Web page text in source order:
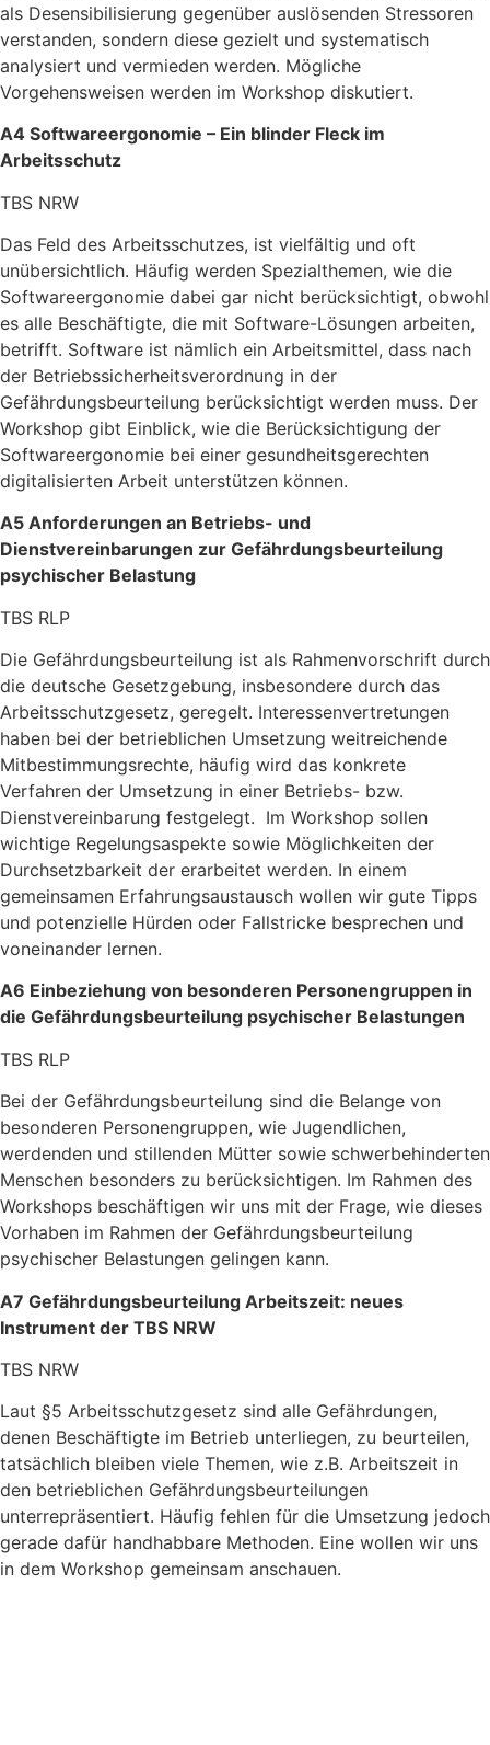
als Desensibilisierung gegenüber auslösenden Stressoren
verstanden, sondern diese gezielt und systematisch
analysiert und vermieden werden. Mögliche
Vorgehensweisen werden im Workshop diskutiert.
A4 Softwareergonomie – Ein blinder Fleck im
Arbeitsschutz
TBS NRW
Das Feld des Arbeitsschutzes, ist vielfältig und oft
unübersichtlich. Häufig werden Spezialthemen, wie die
Softwareergonomie dabei gar nicht berücksichtigt, obwohl
es alle Beschäftigte, die mit Software-Lösungen arbeiten,
betrifft. Software ist nämlich ein Arbeitsmittel, dass nach
der Betriebssicherheitsverordnung in der
Gefährdungsbeurteilung berücksichtigt werden muss. Der
Workshop gibt Einblick, wie die Berücksichtigung der
Softwareergonomie bei einer gesundheitsgerechten
digitalisierten Arbeit unterstützen können.
A5 Anforderungen an Betriebs- und
Dienstvereinbarungen zur Gefährdungsbeurteilung
psychischer Belastung
TBS RLP
Die Gefährdungsbeurteilung ist als Rahmenvorschrift durch
die deutsche Gesetzgebung, insbesondere durch das
Arbeitsschutzgesetz, geregelt. Interessenvertretungen
haben bei der betrieblichen Umsetzung weitreichende
Mitbestimmungsrechte, häufig wird das konkrete
Verfahren der Umsetzung in einer Betriebs- bzw.
Dienstvereinbarung festgelegt. Im Workshop sollen
wichtige Regelungsaspekte sowie Möglichkeiten der
Durchsetzbarkeit der erarbeitet werden. In einem
gemeinsamen Erfahrungsaustausch wollen wir gute Tipps
und potenzielle Hürden oder Fallstricke besprechen und
voneinander lernen.
A6 Einbeziehung von besonderen Personengruppen in
die Gefährdungsbeurteilung psychischer Belastungen
TBS RLP
Bei der Gefährdungsbeurteilung sind die Belange von
besonderen Personengruppen, wie Jugendlichen,
werdenden und stillenden Mütter sowie schwerbehinderten
Menschen besonders zu berücksichtigen. Im Rahmen des
Workshops beschäftigen wir uns mit der Frage, wie dieses
Vorhaben im Rahmen der Gefährdungsbeurteilung
psychischer Belastungen gelingen kann.
A7 Gefährdungsbeurteilung Arbeitszeit: neues
Instrument der TBS NRW
TBS NRW
Laut §5 Arbeitsschutzgesetz sind alle Gefährdungen,
denen Beschäftigte im Betrieb unterliegen, zu beurteilen,
tatsächlich bleiben viele Themen, wie z.B. Arbeitszeit in
den betrieblichen Gefährdungsbeurteilungen
unterrepräsentiert. Häufig fehlen für die Umsetzung jedoch
gerade dafür handhabbare Methoden. Eine wollen wir uns
in dem Workshop gemeinsam anschauen.